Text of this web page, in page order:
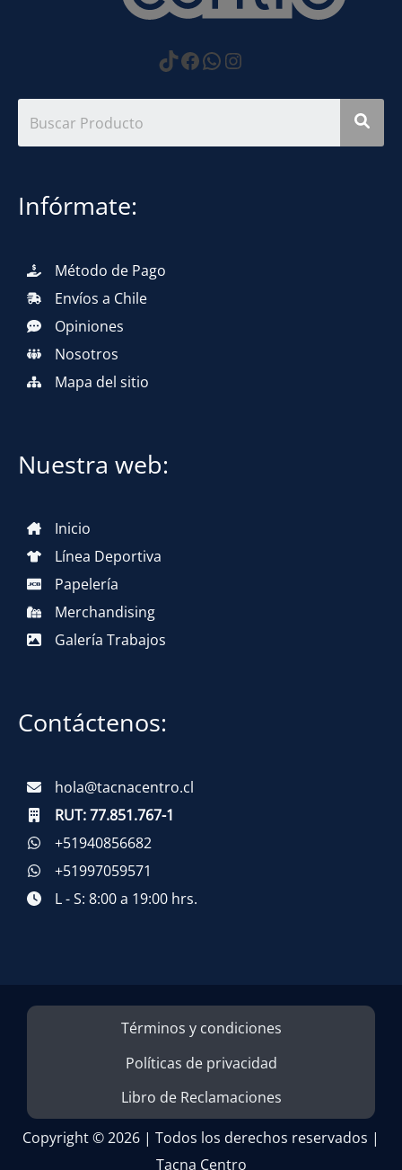
https://
Facebook
WhatsApp
Instagram
Infórmate:
Método de Pago
Envíos a Chile
Opiniones
Nosotros
Mapa del sitio
Nuestra web:
Inicio
Línea Deportiva
Papelería
Merchandising
Galería Trabajos
Contáctenos:
hola@tacnacentro.cl
RUT:77.851.767-1
+51940856682
+51997059571
L - S: 8:00 a 19:00 hrs.
Términos y condiciones
Políticas de privacidad
Libro de Reclamaciones
Copyright © 2026 | Todos los derechos reservados |
Tacna Centro